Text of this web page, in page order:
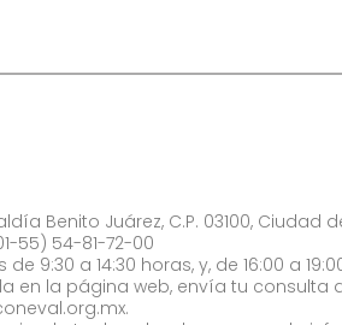
Benito Juárez, C.P. 03100, Ciudad
55) 54-81-72-00
9:30 a 14:30 horas, y, de 16:00 a
en la página web, envía tu consulta
.